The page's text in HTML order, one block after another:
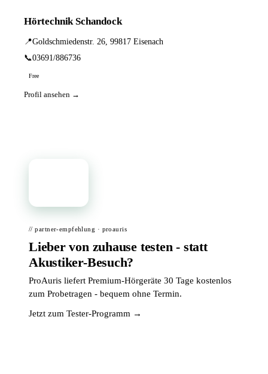
Hörtechnik Schandock
📍Goldschmiedenstr. 26, 99817 Eisenach
📞03691/886736
Free
Profil ansehen →
// partner-empfehlung · proauris
Lieber von zuhause testen - statt
Akustiker-Besuch?
ProAuris liefert Premium-Hörgeräte 30 Tage kostenlos
zum Probetragen - bequem ohne Termin.
Jetzt zum Tester-Programm →